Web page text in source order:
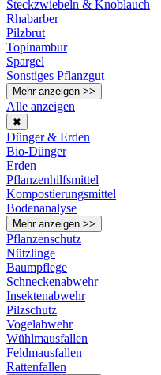
Steckzwiebeln & Knoblauch
Rhabarber
Pilzbrut
Topinambur
Spargel
Sonstiges Pflanzgut
Mehr anzeigen >>
Alle anzeigen
✖
Dünger & Erden
Bio-Dünger
Erden
Pflanzenhilfsmittel
Kompostierungsmittel
Bodenanalyse
Mehr anzeigen >>
Pflanzenschutz
Nützlinge
Baumpflege
Schneckenabwehr
Insektenabwehr
Pilzschutz
Vogelabwehr
Wühlmausfallen
Feldmausfallen
Rattenfallen